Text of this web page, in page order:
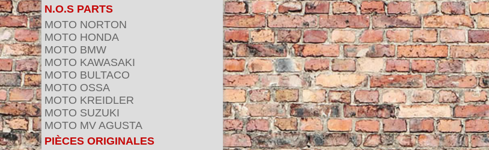
N.O.S PARTS
MOTO NORTON
MOTO HONDA
MOTO BMW
MOTO KAWASAKI
MOTO BULTACO
MOTO OSSA
MOTO KREIDLER
MOTO SUZUKI
MOTO MV AGUSTA
PIÈCES ORIGINALES